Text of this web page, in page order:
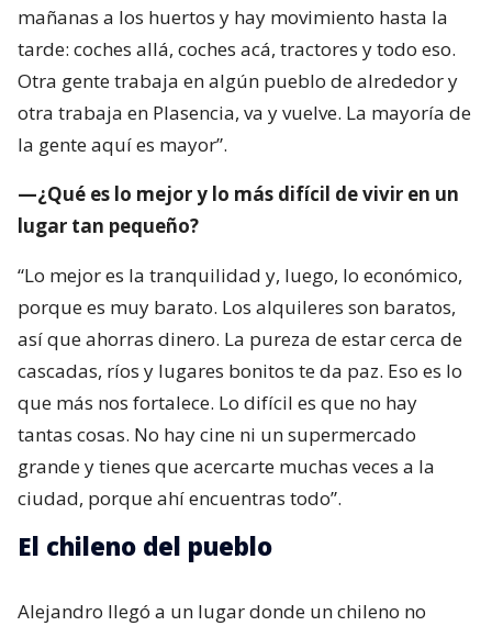
mañanas a los huertos y hay movimiento hasta la
tarde: coches allá, coches acá, tractores y todo eso.
Otra gente trabaja en algún pueblo de alrededor y
otra trabaja en Plasencia, va y vuelve. La mayoría de
la gente aquí es mayor”.
—¿Qué es lo mejor y lo más difícil de vivir en un
lugar tan pequeño?
“Lo mejor es la tranquilidad y, luego, lo económico,
porque es muy barato. Los alquileres son baratos,
así que ahorras dinero. La pureza de estar cerca de
cascadas, ríos y lugares bonitos te da paz. Eso es lo
que más nos fortalece. Lo difícil es que no hay
tantas cosas. No hay cine ni un supermercado
grande y tienes que acercarte muchas veces a la
ciudad, porque ahí encuentras todo”.
El chileno del pueblo
Alejandro llegó a un lugar donde un chileno no